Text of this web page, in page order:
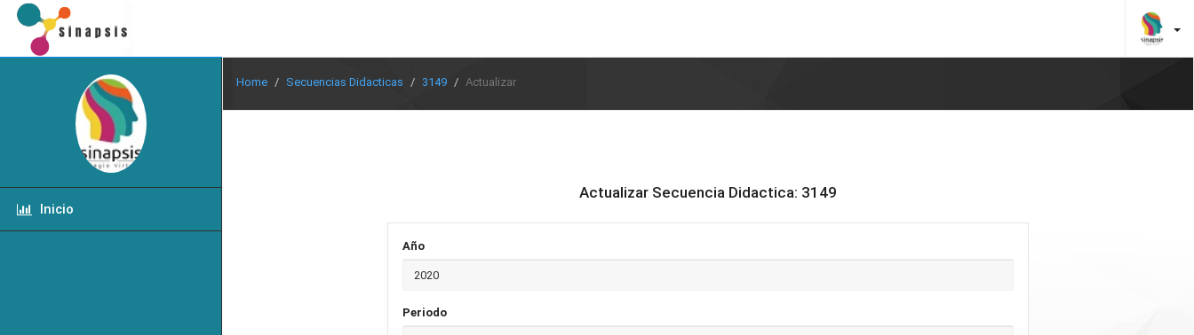
Inicio
Home Secuencias Didacticas 3149 Actualizar
Actualizar Secuencia Didactica: 3149
Año
Periodo